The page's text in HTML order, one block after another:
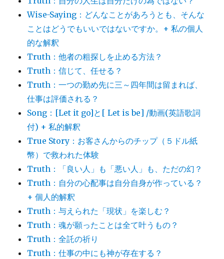
Wise-Saying：どんなことがあろうとも、そんな
ことはどうでもいいではないですか。+ 私の個人
的な解釈
Truth：他者の粗探しを止める方法？
Truth：信じて、任せる？
Truth：一つの勤め先に三～四年間は留まれば、
仕事は評価される？
Song：[Let it go]と[ Let is be] /動画(英語歌詞
付) + 私的解釈
True Story：お客さんからのチップ（５ドル紙
幣）で救われた体験
Truth：「良い人」も「悪い人」も、ただの幻？
Truth：自分の心配事は自分自身が作っている？
+ 個人的解釈
Truth：与えられた「現状」を楽しむ？
Truth：魂が願ったことは全て叶うもの？
Truth：全託の祈り
Truth：仕事の中にも神が存在する？